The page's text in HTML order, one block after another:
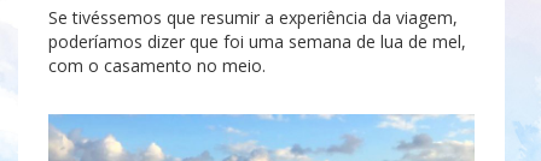
Se tivéssemos que resumir a experiência da viagem,
poderíamos dizer que foi uma semana de lua de mel,
com o casamento no meio.